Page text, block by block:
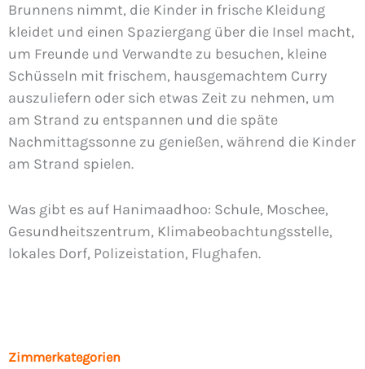
Brunnens nimmt, die Kinder in frische Kleidung
kleidet und einen Spaziergang über die Insel macht,
um Freunde und Verwandte zu besuchen, kleine
Schüsseln mit frischem, hausgemachtem Curry
auszuliefern oder sich etwas Zeit zu nehmen, um
am Strand zu entspannen und die späte
Nachmittagssonne zu genießen, während die Kinder
am Strand spielen.
Was gibt es auf Hanimaadhoo: Schule, Moschee,
Gesundheitszentrum, Klimabeobachtungsstelle,
lokales Dorf, Polizeistation, Flughafen.
Zimmerkategorien